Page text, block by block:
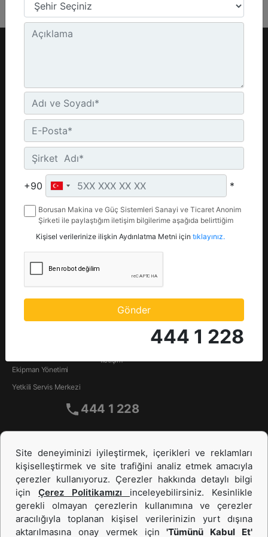
+90 *
Borusan Makina ve Güç Sistemleri Sanayi ve Ticaret Anonim
Şirketi ile paylaştığım iletişim bilgilerime aşağıda belirttiğim
mesaj gönderilmesine izin veriyorum.
Kişisel verilerinize ilişkin Aydınlatma Metni için tıklayınız.
Gönder
444 1 228
İş Makinaları
Güç Sistemleri
Ataşmanlar
Kiralama
İkinci El
Kampanyalar
Parça Mağazası (
Motor Yedek Parça
Hidrolik
Aşınma Parçaları
Yürüyüş Takımları
Parça/Komponent
Teklif İste
Hizmetler
Servis Talebi
Anlaşmaları
Ekipman Yönetimi
Yetkili Servis Merkezi
Kurumsal
Hakkımızda
İnsan Kaynakları
Politikamız
Borusan Cat Müşteri
İletişim
444 1 228
İş Makinası ve Güç Sistemleri
Site deneyiminizi iyileştirmek, içerikleri ve reklamları
kişiselleştirmek ve site trafiğini analiz etmek amacıyla
çerezler kullanıyoruz. Çerezler hakkında detaylı bilgi
için Çerez Politikamızı inceleyebilirsiniz. Kesinlikle
gerekli olmayan çerezlerin kullanımına ve çerezler
aracılığıyla toplanan kişisel verilerinizin yurt dışına
aktarılmasına onay vermek için'Tümünü Kabul Et'